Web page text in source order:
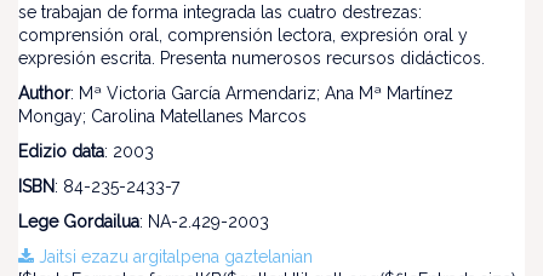
se trabajan de forma integrada las cuatro destrezas:
comprensión oral, comprensión lectora, expresión oral y
expresión escrita. Presenta numerosos recursos didácticos.
Author: Mª Victoria García Armendariz; Ana Mª Martínez
Mongay; Carolina Matellanes Marcos
Edizio data: 2003
ISBN: 84-235-2433-7
Lege Gordailua: NA-2.429-2003
Jaitsi ezazu argitalpena gaztelanian